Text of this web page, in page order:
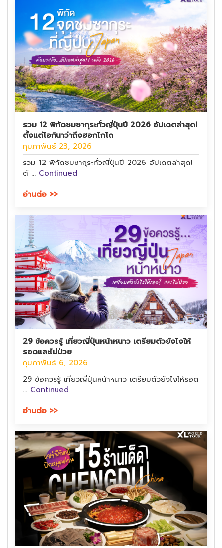
รวม 12 พิกัดชมซากุระทั่วญี่ปุ่นปี 2026 อัปเดตล่าสุด!
ตั้งแต่โอกินาว่าถึงฮอกไกโด
กุมภาพันธ์ 23, 2026
รวม 12 พิกัดชมซากุระทั่วญี่ปุ่นปี 2026 อัปเดตล่าสุด!
ตั … Continued
อ่านต่อ >>
29 ข้อควรรู้ เที่ยวญี่ปุ่นหน้าหนาว เตรียมตัวยังไงให้
รอดและไม่ป่วย
กุมภาพันธ์ 6, 2026
29 ข้อควรรู้ เที่ยวญี่ปุ่นหน้าหนาว เตรียมตัวยังไงให้รอด
… Continued
อ่านต่อ >>